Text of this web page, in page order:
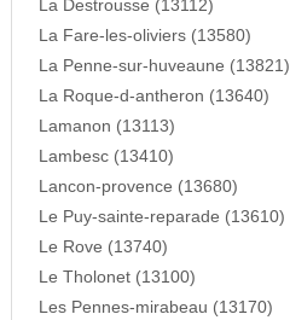
La Destrousse (13112)
La Fare-les-oliviers (13580)
La Penne-sur-huveaune (13821)
La Roque-d-antheron (13640)
Lamanon (13113)
Lambesc (13410)
Lancon-provence (13680)
Le Puy-sainte-reparade (13610)
Le Rove (13740)
Le Tholonet (13100)
Les Pennes-mirabeau (13170)